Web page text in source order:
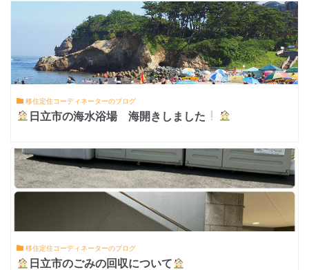
移住定住コーディネーターのブログ
日立市の海水浴場 海開きしました
移住定住コーディネーターのブログ
日立市のごみの回収について